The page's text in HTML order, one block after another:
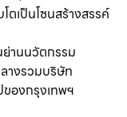
เป็นโซนสร้างสรรค์
ย่านนวัตกรรม
างรวมบริษัท
องกรุงเทพฯ